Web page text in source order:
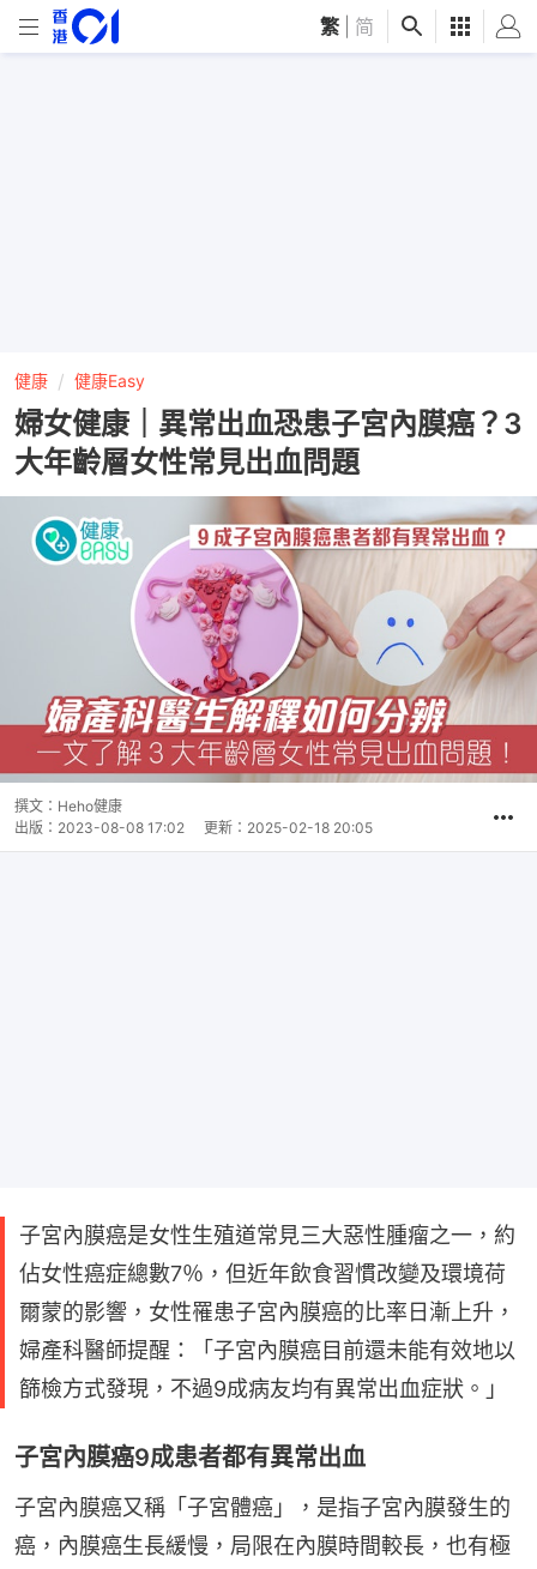
繁 简
健康 健康Easy
婦女健康｜異常出血恐患子宮內膜癌？3
大年齡層女性常見出血問題
撰文： Heho健康
出版： 2023-08-08 17:02 更新： 2025-02-18 20:05
子宮內膜癌是女性生殖道常見三大惡性腫瘤之一，約
佔女性癌症總數7％，但近年飲食習慣改變及環境荷
爾蒙的影響，女性罹患子宮內膜癌的比率日漸上升，
婦產科醫師提醒：「子宮內膜癌目前還未能有效地以
篩檢方式發現，不過9成病友均有異常出血症狀。」
子宮內膜癌9成患者都有異常出血
子宮內膜癌又稱「子宮體癌」，是指子宮內膜發生的
癌，內膜癌生長緩慢，局限在內膜時間較長，也有極